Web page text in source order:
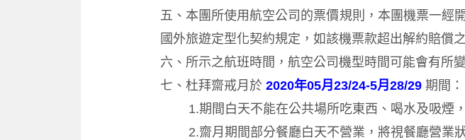
五、 本團所使用航空公司的票價規則，本團機票一經
國外旅遊定型化契約規定，如該機票款超出解約賠償
六、 所示之航班時間，航空公司機型時間可能會有所
七 、 杜拜齋戒月於 2020年05月23/24-5月28/29 期間：
1.期間白天不能在公共場所吃東西、喝水及吸煙
2.齋月期間部分餐廳白天不營業，將視餐廳營業